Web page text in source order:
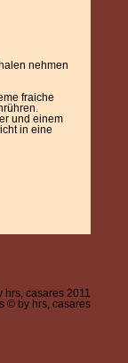
nehmen
fraiche
und einem
in eine
hrs, casares 2011
© by hrs, casares